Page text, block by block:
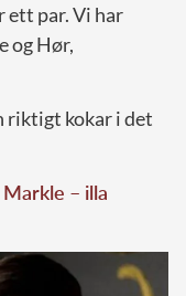
ett par. Vi har
og Hør,
riktigt kokar i det
– illa